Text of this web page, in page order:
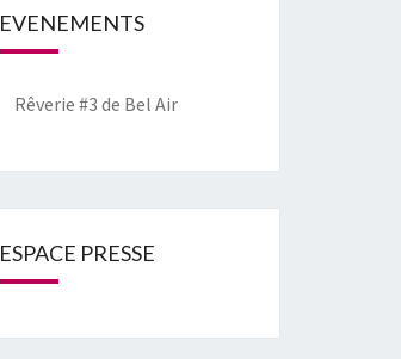
EVENEMENTS
Rêverie #3 de Bel Air
ESPACE PRESSE